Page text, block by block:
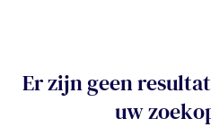
Er zijn geen
uw